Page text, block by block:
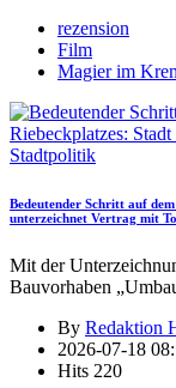
rezension
Film
Magier im
Stadtpolitik
Bedeutender Schritt auf
unterzeichnet Vertrag mit
Mit der
Bauvorhaben
By Redaktion
2026-07-18
Hits 220